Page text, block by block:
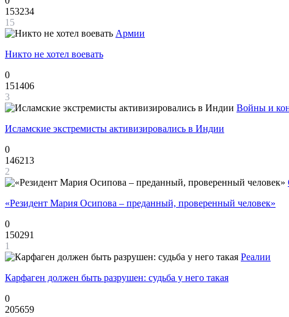
153234
15
Армии
Никто не хотел воевать
0
151406
3
Войны и
Исламские экстремисты активизировались в Индии
0
146213
2
«Резидент Мария Осипова – преданный, проверенный человек»
0
150291
1
Реалии
Карфаген должен быть разрушен: судьба у него такая
0
205659